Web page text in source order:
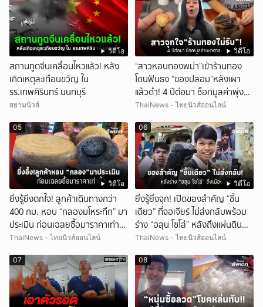
วิดีโอ
สถานทูตจีนเคลื่อนไหวแล้ว! หลัง
เกิดเหตุสะเทือนขวัญ ใน
รร.เทพศิรินทร์ นนทบุรี
สยามนิวส์
วิดีโอ
“สาวหอบทองพม่า”เข้าร้านทอง
โดนฟันธง “ของปลอม”หลังเผา
แล้วดำ! 4 ปีต่อมา ช็อกมูลค่าพุ่ง
มหาศาล!
ThaiNews - ไทยนิวส์ออนไลน์
วิดีโอ
05
ยิ่งรู้ยิ่งตกใจ! ลูกค้าเดินทางกว่า
400 กม. หอบ “กลองมโหระทึก” มา
ประเมิน ก่อนเฉลยซื้อมาราคาเท่า
ไหร่?
ThaiNews - ไทยนิวส์ออนไลน์
วิดีโอ
06
ยิ่งรู้ยิ่งจุก! เปิดของสำคัญ “ชิ้น
เดียว” ที่จอเจียร์ ไม่ส่งกลับพร้อม
ร่าง “ฮลุน โซโล่” หลังถึงแผ่นดิน
ไทย!
ThaiNews - ไทยนิวส์ออนไลน์
07 08